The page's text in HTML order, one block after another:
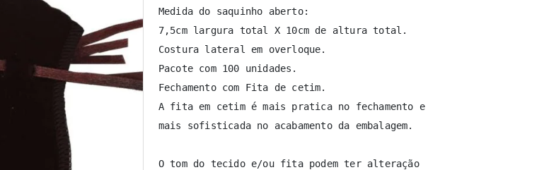
Medida do saquinho aberto:
7,5cm largura total X 10cm de altura total.
Costura lateral em overloque.
Pacote com 100 unidades.
Fechamento com Fita de cetim.
A fita em cetim é mais pratica no fechamento e
mais sofisticada no acabamento da embalagem.
O tom do tecido e/ou fita podem ter alteração